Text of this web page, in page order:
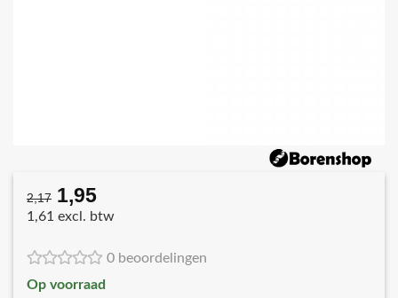
2,17 Oorspronkelijke
prijs
€2,17.
1,95Huidige
prijs
€1,95.
1,61 excl. btw
0 beoordelingen
Op voorraad